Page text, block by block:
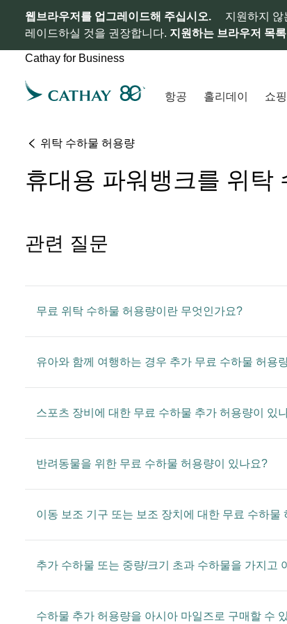
웹브라우저를 업그레이드해 주십시오.
지원하지 않
레이드하실 것을 권장합니다. 지원하는 브라우저 목록
Cathay for Business
항공 홀리데이 쇼핑
위탁 수하물 허용량
휴대용 파워뱅크를 위탁
관련 질문
무료 위탁 수하물 허용량이란 무엇인가요?
유아와 함께 여행하는 경우 추가 무료 수하물 허용
스포츠 장비에 대한 무료 수하물 추가 허용량이 있
반려동물을 위한 무료 수하물 허용량이 있나요?
이동 보조 기구 또는 보조 장치에 대한 무료 수하물
추가 수하물 또는 중량/크기 초과 수하물을 가지고
수하물 추가 허용량을 아시아 마일즈로 구매할 수